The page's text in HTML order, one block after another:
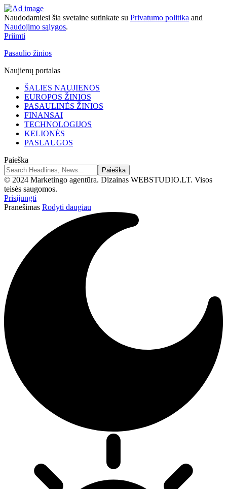
Naudodamiesi šia svetaine sutinkate su Privatumo politika and
Naudojimo sąlygos.
Priimti
Pasaulio žinios
Naujienų portalas
ŠALIES NAUJIENOS
EUROPOS ŽINIOS
PASAULINĖS ŽINIOS
FINANSAI
TECHNOLOGIJOS
KELIONĖS
PASLAUGOS
Paieška
© 2024 Marketingo agentūra. Dizainas WEBSTUDIO.LT. Visos
teisės saugomos.
Prisijungti
Pranešimas Rodyti daugiau